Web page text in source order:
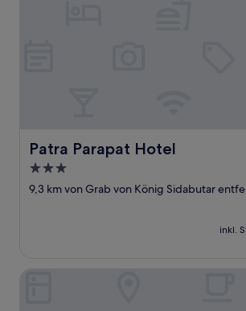
Patra Parapat Hotel
Patra Parapat Hotel
3.0-
Sterne-
9,3 km von Grab von König Sidabutar
inkl.